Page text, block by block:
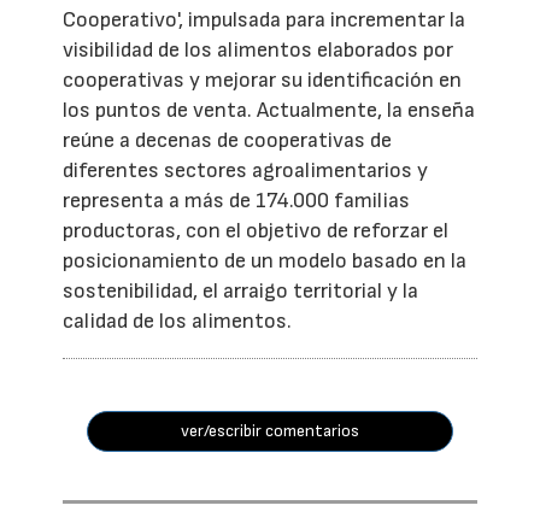
Cooperativo', impulsada para incrementar la
visibilidad de los alimentos elaborados por
cooperativas y mejorar su identificación en
los puntos de venta. Actualmente, la enseña
reúne a decenas de cooperativas de
diferentes sectores agroalimentarios y
representa a más de 174.000 familias
productoras, con el objetivo de reforzar el
posicionamiento de un modelo basado en la
sostenibilidad, el arraigo territorial y la
calidad de los alimentos.
ver/escribir comentarios